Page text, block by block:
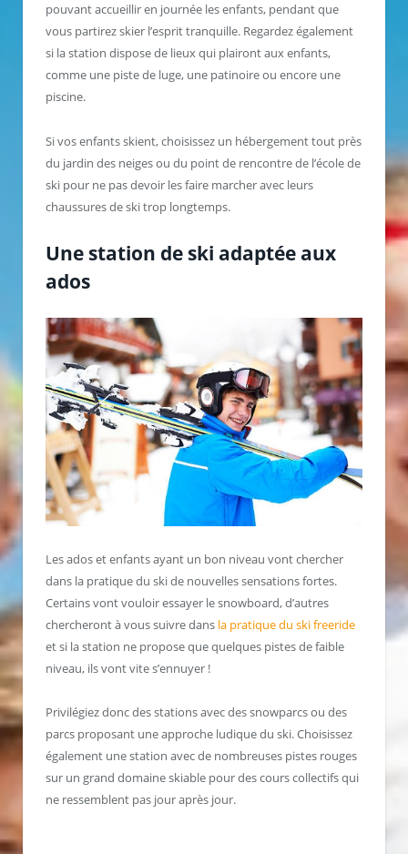
pouvant accueillir en journée les enfants, pendant que
vous partirez skier l’esprit tranquille. Regardez également
si la station dispose de lieux qui plairont aux enfants,
comme une piste de luge, une patinoire ou encore une
piscine.
Si vos enfants skient, choisissez un hébergement tout près
du jardin des neiges ou du point de rencontre de l’école de
ski pour ne pas devoir les faire marcher avec leurs
chaussures de ski trop longtemps.
Une station de ski adaptée aux
ados
Les ados et enfants ayant un bon niveau vont chercher
dans la pratique du ski de nouvelles sensations fortes.
Certains vont vouloir essayer le snowboard, d’autres
chercheront à vous suivre dans la pratique du ski freeride
et si la station ne propose que quelques pistes de faible
niveau, ils vont vite s’ennuyer !
Privilégiez donc des stations avec des snowparcs ou des
parcs proposant une approche ludique du ski. Choisissez
également une station avec de nombreuses pistes rouges
sur un grand domaine skiable pour des cours collectifs qui
ne ressemblent pas jour après jour.